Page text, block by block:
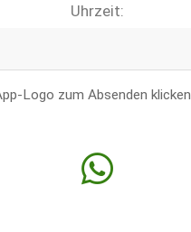
Uhrzeit:
Logo zum Absenden klicken